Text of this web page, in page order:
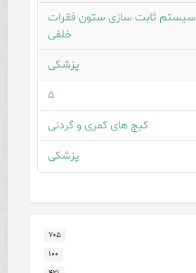
سیستم ثابت سازی ستون فقرات
خلفی
پزشکی
۵
کیج های کمری و گردنی
پزشکی
۷۰۵
۱۰۰